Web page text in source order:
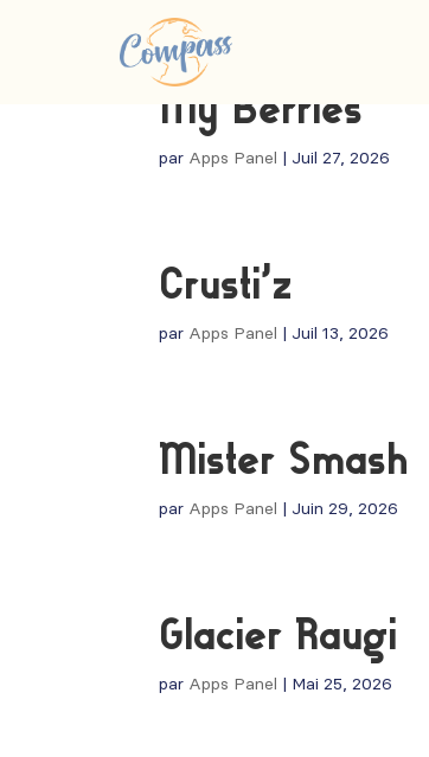
My Berries
par Apps Panel | Juil 27, 2026
Crusti’z
par Apps Panel | Juil 13, 2026
Mister Smash
par Apps Panel | Juin 29, 2026
Glacier Raugi
par Apps Panel | Mai 25, 2026